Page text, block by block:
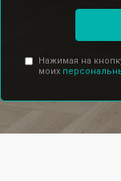
Нажимая на
моих